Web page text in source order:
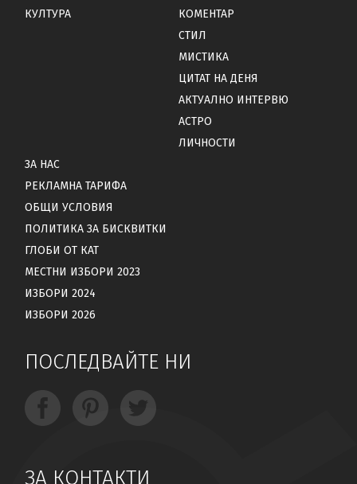
КУЛТУРА
КОМЕНТАР
СТИЛ
МИСТИКА
ЦИТАТ НА ДЕНЯ
АКТУАЛНО ИНТЕРВЮ
АСТРО
ЛИЧНОСТИ
ЗА НАС
РЕКЛАМНА ТАРИФА
ОБЩИ УСЛОВИЯ
ПОЛИТИКА ЗА БИСКВИТКИ
ГЛОБИ ОТ КАТ
МЕСТНИ ИЗБОРИ 2023
ИЗБОРИ 2024
ИЗБОРИ 2026
ПОСЛЕДВАЙТЕ НИ
ЗА КОНТАКТИ